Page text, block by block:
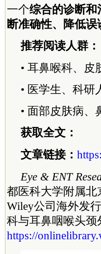
一个综合的诊断和
断准确性、降低误
推荐阅读人群：
• 耳鼻喉科、皮
• 医学生、科研
• 面部皮肤病
获取全文：
文章链接：
Eye & ENT
都医科大学附属
Wiley公司海外发
科与耳鼻咽喉头
https://